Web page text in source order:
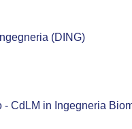
(DING)
- CdLM in Ingegneria